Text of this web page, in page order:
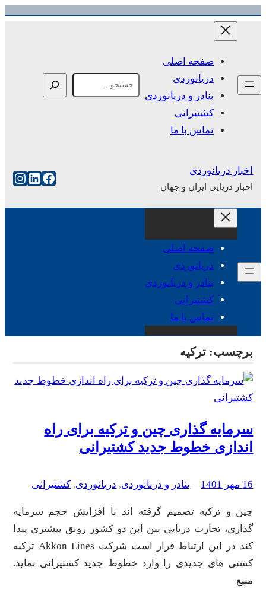
رفتن
صفحه اصلی
دریانوردی
بنادر و دریانوردی
کشتیرانی
تماس با ما
اخبار دریانوردی
اخبار دریایی ایران و جهان
فیس‌بوک
صفحه اصلی
دریانوردی
بنادر و دریانوردی
کشتیرانی
تماس با ما
برچسب: ترکیه
سرمایه گذاری چین و ترکیه برای راه
اندازی خطوط جدید کشتیرانی
16 مهر 1401 –
–بنادر و دریانوردی, دریانوردی, کشتیرانی
چین و ترکیه تصمیم گرفته اند با افزایش حجم سرمایه
گذاری، تجارت دریایی بین این دو کشور رونق بیشتری پیدا
کند در این ارتباط قرار است شرکت Akkon Lines ترکیه
کشتی های جدیدی را وارد خطوط جدید کشتیرانی نماید.
منبع